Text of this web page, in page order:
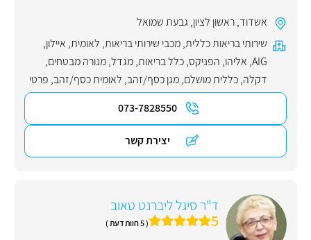
אשדוד,ראשון לציון, גבעת שמואל
שירותי בריאות כללית,מכבי שירותי בריאות, לאומית, איילון,
AIG
, אליהו, הפניקס,כלל בריאות,מגדל,מנורה מבטחים,
דקלה,כללית מושלם,מגן כסף/זהב, לאומית כסף/זהב, פרטי
073-7828550
יצירת קשר
ד"ר סיגל ליברנט טאוב
5 ( 5 חוות דעת )